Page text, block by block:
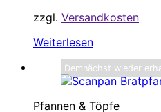
zzgl. Versandkosten
Weiterlesen
Demnächst wieder
Pfannen & Töpfe